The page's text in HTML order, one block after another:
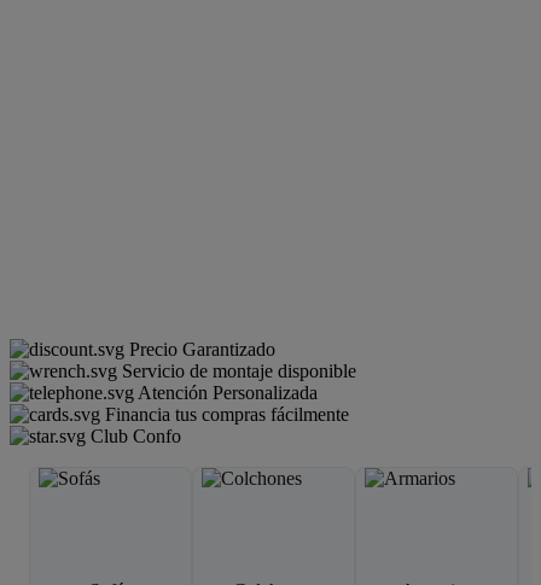
Precio Garantizado
Servicio de montaje disponible
Atención Personalizada
Financia tus compras fácilmente
Club Confo